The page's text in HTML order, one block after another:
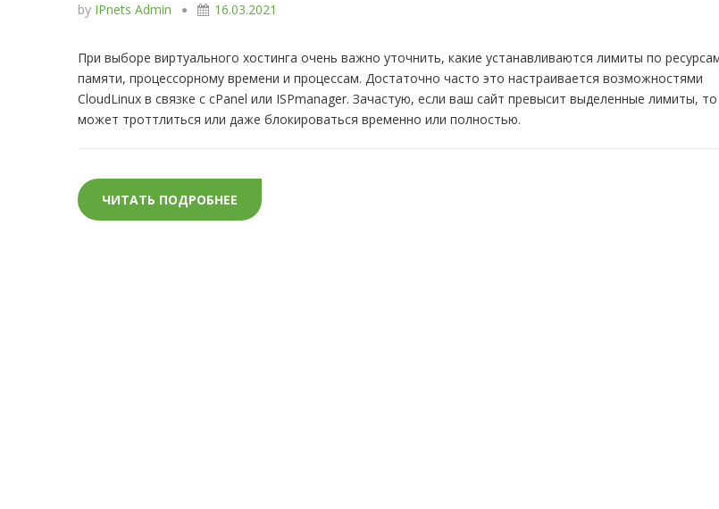
by IPnets Admin 16.03.2021
При выборе виртуального хостинга очень важно уточнить, какие устанавливаются лимиты по
памяти, процессорному времени и процессам. Достаточно часто это настраивается возможностями
CloudLinux в связке с cPanel или ISPmanager. Зачастую, если ваш сайт превысит выделенные лимиты,
может троттлиться или даже блокироваться временно или полностью.
ЧИТАТЬ ПОДРОБНЕЕ ЛИМИТЫ РЕСУРСОВ НА ХОСТИНГАХ